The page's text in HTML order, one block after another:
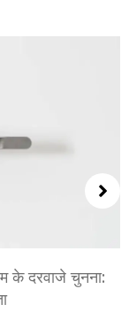
के एल्युमीनियम